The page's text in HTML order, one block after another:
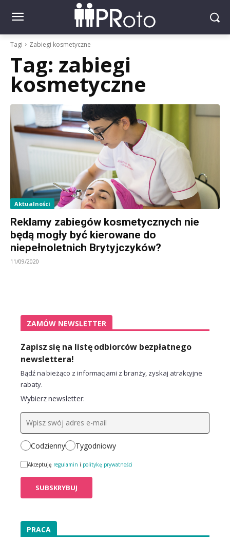
Tagi Zabiegi kosmetyczne
Tag: zabiegi
kosmetyczne
Aktualności
Reklamy zabiegów kosmetycznych nie
będą mogły być kierowane do
niepełnoletnich Brytyjczyków?
11/09/2020
ZAMÓW NEWSLETTER
Zapisz się na listę odbiorców bezpłatnego
newslettera!
Bądź na bieżąco z informacjami z branży, zyskaj atrakcyjne
rabaty.
Wybierz newsletter:
Codzienny Tygodniowy
Akceptuję regulamin i politykę prywatności
PRACA